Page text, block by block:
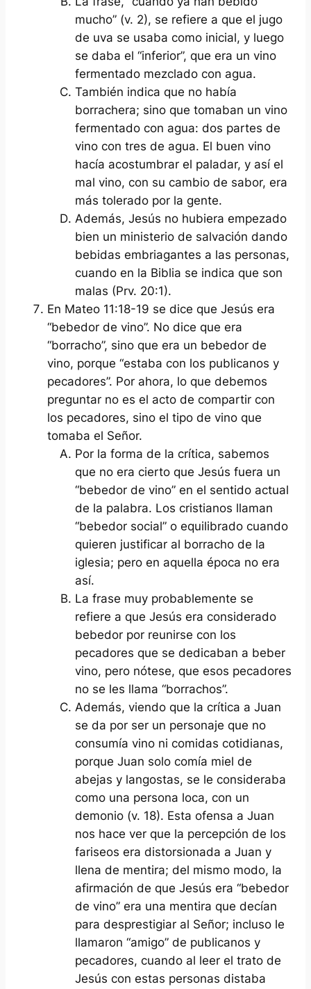
mucho” (v. 2), se refiere a que el jugo
de uva se usaba como inicial, y luego
se daba el “inferior”, que era un vino
fermentado mezclado con agua.
También indica que no había
borrachera; sino que tomaban un vino
fermentado con agua: dos partes de
vino con tres de agua. El buen vino
hacía acostumbrar el paladar, y así el
mal vino, con su cambio de sabor, era
más tolerado por la gente.
Además, Jesús no hubiera empezado
bien un ministerio de salvación dando
bebidas embriagantes a las personas,
cuando en la Biblia se indica que son
malas (Prv. 20:1).
En Mateo 11:18-19 se dice que Jesús era
“bebedor de vino”. No dice que era
“borracho”, sino que era un bebedor de
vino, porque “estaba con los publicanos y
pecadores”. Por ahora, lo que debemos
preguntar no es el acto de compartir con
los pecadores, sino el tipo de vino que
tomaba el Señor.
Por la forma de la crítica, sabemos
que no era cierto que Jesús fuera un
“bebedor de vino” en el sentido actual
de la palabra. Los cristianos llaman
“bebedor social” o equilibrado cuando
quieren justificar al borracho de la
iglesia; pero en aquella época no era
así.
La frase muy probablemente se
refiere a que Jesús era considerado
bebedor por reunirse con los
pecadores que se dedicaban a beber
vino, pero nótese, que esos pecadores
no se les llama “borrachos”.
Además, viendo que la crítica a Juan
se da por ser un personaje que no
consumía vino ni comidas cotidianas,
porque Juan solo comía miel de
abejas y langostas, se le consideraba
como una persona loca, con un
demonio (v. 18). Esta ofensa a Juan
nos hace ver que la percepción de los
fariseos era distorsionada a Juan y
llena de mentira; del mismo modo, la
afirmación de que Jesús era “bebedor
de vino” era una mentira que decían
para desprestigiar al Señor; incluso le
llamaron “amigo” de publicanos y
pecadores, cuando al leer el trato de
Jesús con estas personas distaba